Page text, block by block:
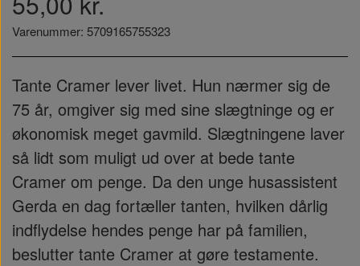
Varenummer: 5709165755323
Tante Cramer lever livet. Hun nærmer sig de
75 år, omgiver sig med sine slægtninge og er
økonomisk meget gavmild. Slægtningene laver
så lidt som muligt ud over at bede tante
Cramer om penge. Da den unge husassistent
Gerda en dag fortæller tanten, hvilken dårlig
indflydelse hendes penge har på familien,
beslutter tante Cramer at gøre testamente.